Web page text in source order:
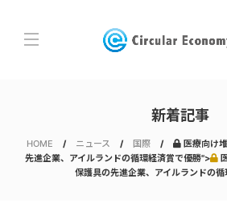
新着記事
HOME ニュース 国際
医療向け
先進企業、アイルランドの循環経済賞で優勝">
保護具の先進企業、アイルランドの